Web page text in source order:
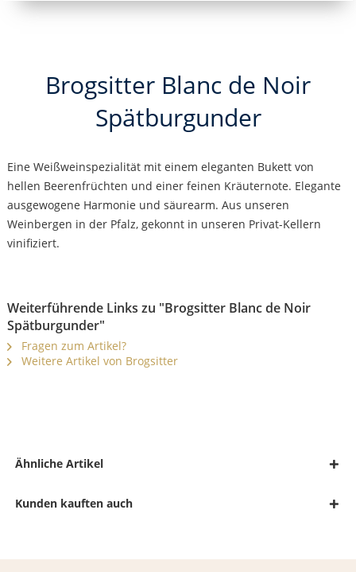
Brogsitter Blanc de Noir
Spätburgunder
Eine Weißweinspezialität mit einem eleganten Bukett von
hellen Beerenfrüchten und einer feinen Kräuternote. Elegante
ausgewogene Harmonie und säurearm. Aus unseren
Weinbergen in der Pfalz, gekonnt in unseren Privat-Kellern
vinifiziert.
Weiterführende Links zu "Brogsitter Blanc de Noir
Spätburgunder"
Fragen zum Artikel?
Weitere Artikel von Brogsitter
Ähnliche Artikel
Kunden kauften auch